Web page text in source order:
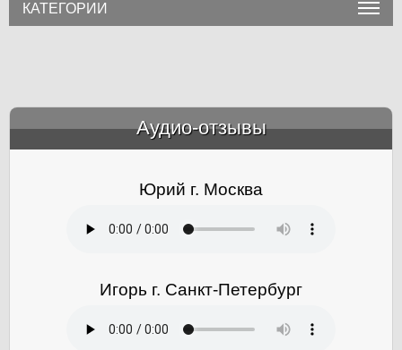
КАТЕГОРИИ
Аудио-отзывы
Юрий г. Москва
Игорь г. Санкт-Петербург